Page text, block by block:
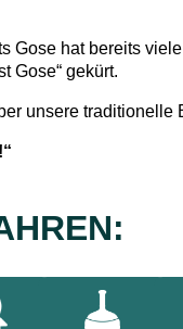
Gose hat bereits
Gose“ gekürt.
unsere traditionelle